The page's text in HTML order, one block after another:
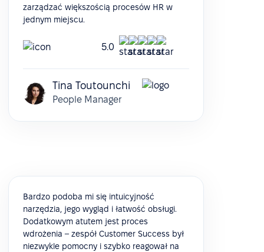
zarządzać większością procesów HR w
jednym miejscu.
5.0
Tina Toutounchi
People Manager
Bardzo podoba mi się intuicyjność
narzędzia, jego wygląd i łatwość obsługi.
Dodatkowym atutem jest proces
wdrożenia – zespół Customer Success był
niezwykle pomocny i szybko reagował na